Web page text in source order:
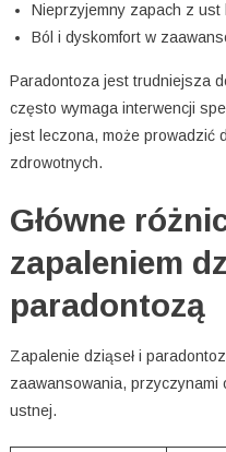
Nieprzyjemny zapach z ust
Ból i dyskomfort w
Paradontoza jest trudniejsza
często wymaga interwencji
jest leczona, może prowadzić
zdrowotnych.
Główne
zapaleniem
paradontozą
Zapalenie dziąseł i
zaawansowania, przyczynami
ustnej.